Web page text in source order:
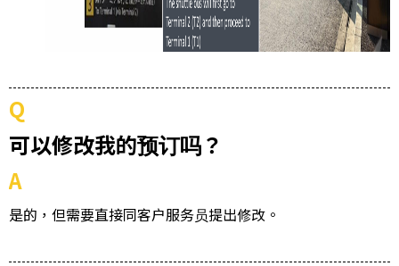
Q
可以修改我的预订吗？
A
是的，但需要直接同客户服务员提出修改。